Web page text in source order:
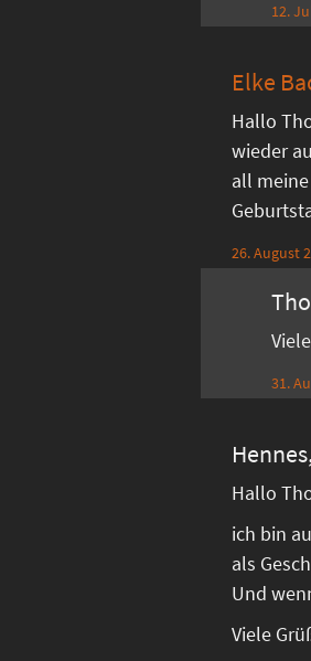
12.
Elke
Hallo
wieder
all
26. August
31.
Hallo
ich bin
als
Und
Viele